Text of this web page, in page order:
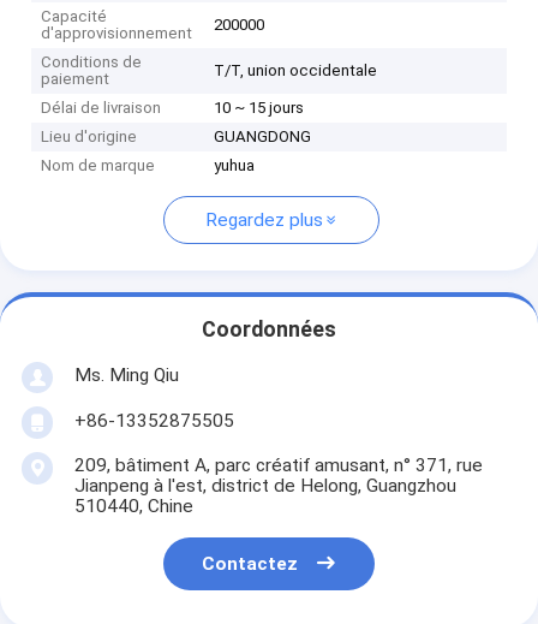
Capacité
d'approvisionnement
200000
Conditions de
paiement
T/T, union occidentale
Délai de livraison
10 ~ 15 jours
Lieu d'origine
GUANGDONG
Nom de marque
yuhua
Regardez plus
Coordonnées
Ms. Ming Qiu
+86-13352875505
209, bâtiment A, parc créatif amusant, n° 371, rue
Jianpeng à l'est, district de Helong, Guangzhou
510440, Chine
Contactez